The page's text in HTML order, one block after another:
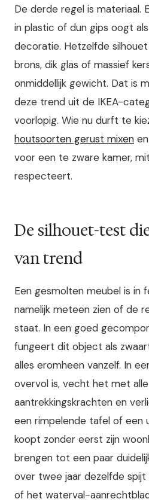
De derde regel is materiaal.
in plastic of dun gips oogt
decoratie. Hetzelfde
brons, dik glas of massief
onmiddellijk gewicht. Dat is
deze trend uit de IKEA-
voorlopig. Wie nu durft te
houtsoorten gerust mixen
voor een te zware kamer,
respecteert.
De silhouet-test
van trend
Een gesmolten meubel is in
namelijk meteen zien of de
staat. In een goed
fungeert dit object als
alles eromheen vanzelf. In
overvol is, vecht het met
aantrekkingskrachten en
een rimpelende tafel of een
koopt zonder eerst zijn
brengen tot een paar
over twee jaar dezelfde
of het waterval-